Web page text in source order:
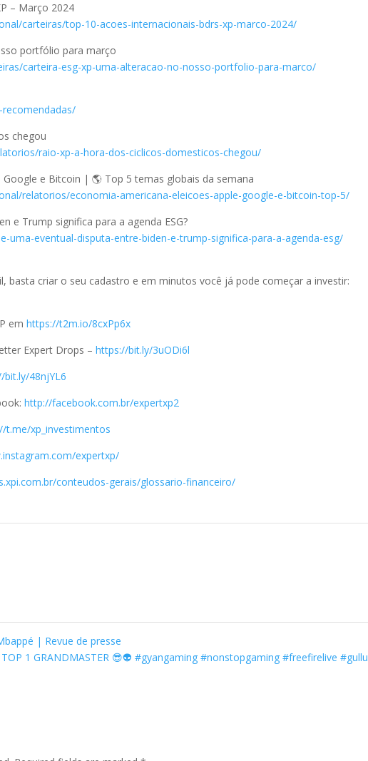
– Março 2024
carteiras/top-10-acoes-internacionais-bdrs-xp-marco-2024/
portfólio para março
carteira-esg-xp-uma-alteracao-no-nosso-portfolio-para-marco/
chegou
raio-xp-a-hora-dos-ciclicos-domesticos-chegou/
Google e Bitcoin | 🌎 Top 5 temas globais da semana
relatorios/economia-americana-eleicoes-apple-google-e-bitcoin-top-5/
e Trump significa para a agenda ESG?
uma-eventual-disputa-entre-biden-e-trump-significa-para-a-agenda-esg/
basta criar o seu cadastro e em minutos você já pode começar a investir:
emhttps://t2m.io/8cxPp6x
Expert Drops –https://bit.ly/3uODi6l
bit.ly/48njYL6
http://facebook.com.br/expertxp2
t.me/xp_investimentos
expertxp/
conteudos-gerais/glossario-financeiro/
| Revue de presse
TOP 1 GRANDMASTER 😎👽 #gyangaming #nonstopgaming #freefirelive